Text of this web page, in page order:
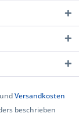
Versandkosten
beschrieben